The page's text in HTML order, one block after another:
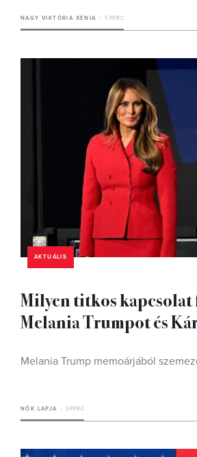
NAGY VIKTÓRIA XÉNIA 5 PERC
AKTUÁLIS
Milyen titkos kapcsolat
Melania Trumpot és
Melania Trump memoárjából
NŐK LAPJA 3 PERC